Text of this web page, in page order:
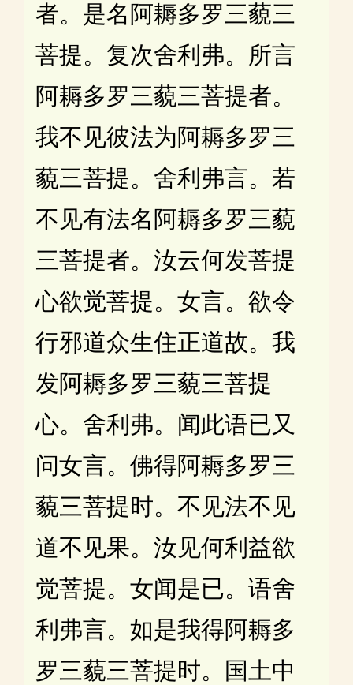
者。是名阿耨多罗三藐三
菩提。复次舍利弗。所言
阿耨多罗三藐三菩提者。
我不见彼法为阿耨多罗三
藐三菩提。舍利弗言。若
不见有法名阿耨多罗三藐
三菩提者。汝云何发菩提
心欲觉菩提。女言。欲令
行邪道众生住正道故。我
发阿耨多罗三藐三菩提
心。舍利弗。闻此语已又
问女言。佛得阿耨多罗三
藐三菩提时。不见法不见
道不见果。汝见何利益欲
觉菩提。女闻是已。语舍
利弗言。如是我得阿耨多
罗三藐三菩提时。国土中